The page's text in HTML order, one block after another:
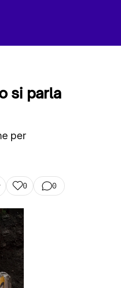
si parla
per
0 0